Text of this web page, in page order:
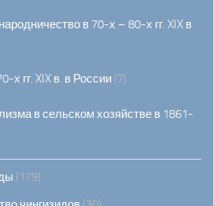
в 70-х – 80-х гг. XIX в
х гг. XIX в. в России (7)
в сельском хозяйстве в 1861-
(179)